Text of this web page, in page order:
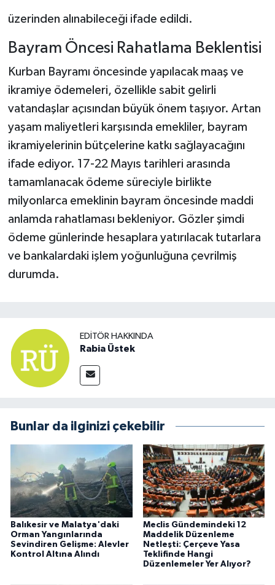
üzerinden alınabileceği ifade edildi.
Bayram Öncesi Rahatlama Beklentisi
Kurban Bayramı öncesinde yapılacak maaş ve
ikramiye ödemeleri, özellikle sabit gelirli
vatandaşlar açısından büyük önem taşıyor. Artan
yaşam maliyetleri karşısında emekliler, bayram
ikramiyelerinin bütçelerine katkı sağlayacağını
ifade ediyor. 17-22 Mayıs tarihleri arasında
tamamlanacak ödeme süreciyle birlikte
milyonlarca emeklinin bayram öncesinde maddi
anlamda rahatlaması bekleniyor. Gözler şimdi
ödeme günlerinde hesaplara yatırılacak tutarlara
ve bankalardaki işlem yoğunluğuna çevrilmiş
durumda.
EDITÖR HAKKINDA
Rabia Üstek
Bunlar da ilginizi çekebilir
Balıkesir ve Malatya'daki
Orman Yangınlarında
Sevindiren Gelişme: Alevler
Kontrol Altına Alındı
Meclis Gündemindeki 12
Maddelik Düzenleme
Netleşti: Çerçeve Yasa
Teklifinde Hangi
Düzenlemeler Yer Alıyor?